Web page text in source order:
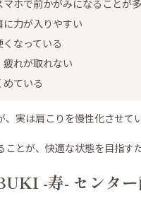
ホで前かがみになることが
力が入りやすい
なっている
れが取れない
ている
、実は肩こりを慢性化させて
ことが、快適な状態を目指す
-寿- センター